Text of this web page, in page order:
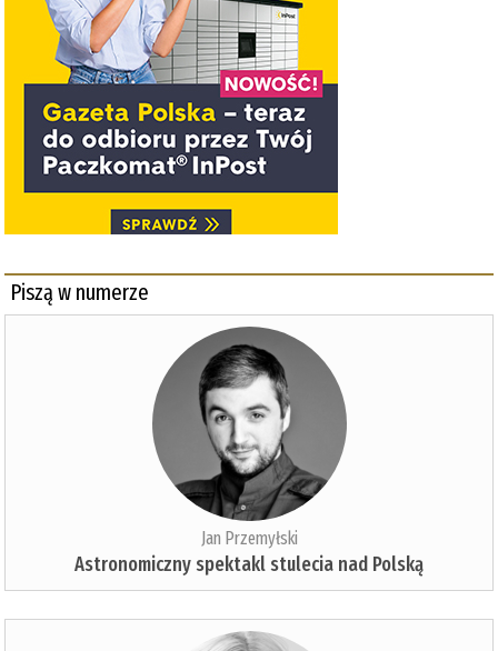
Piszą w numerze
Jan Przemyłski
Astronomiczny spektakl stulecia nad Polską